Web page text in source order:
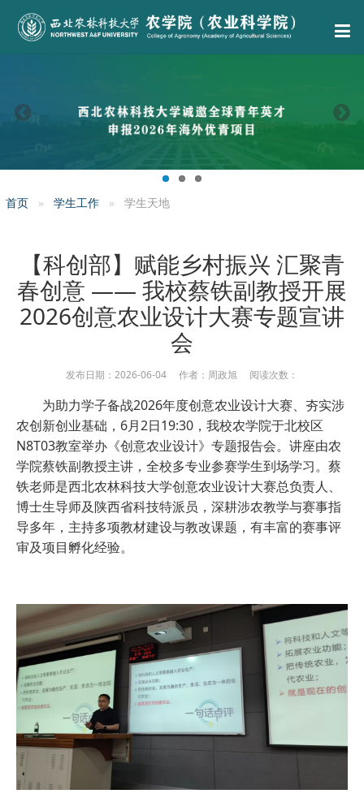
首页 学生工作 学生天地
【科创部】赋能乡村振兴 汇聚青
春创意 —— 我校蔡铁副教授开展
2026创意农业设计大赛专题宣讲
会
发布日期：2026-06-04 作者：周政旭 阅读次数：
为助力学子备战2026年度创意农业设计大赛、夯实涉
农创新创业基础，6月2日19:30，我校农学院于北校区
N8T03教室举办《创意农业设计》专题报告会。讲座由农
学院蔡铁副教授主讲，全校多专业参赛学生到场学习。蔡
铁老师是西北农林科技大学创意农业设计大赛总负责人、
博士生导师及陕西省科技特派员，深耕涉农教学与赛事指
导多年，主持多项教材建设与教改课题，有丰富的赛事评
审及项目孵化经验。